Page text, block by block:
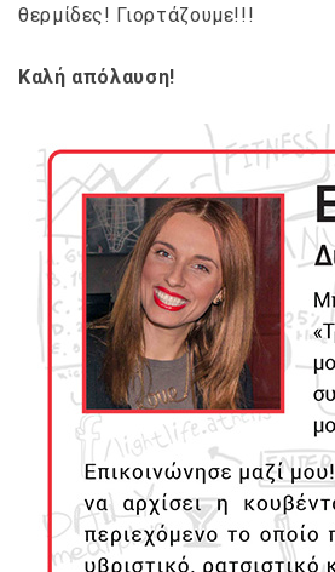
θερμίδες! Γιορτάζουμε!!!
Καλή απόλαυση!